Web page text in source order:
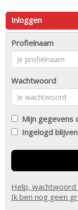
Inloggen
Profielnaam
Wachtwoord
Mijn gegevens
Ingelogd blijven
Help, wachtwoord
Ik ben nog geen